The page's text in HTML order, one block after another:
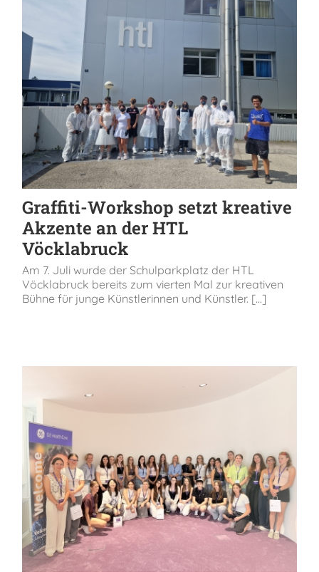
Graffiti-Workshop setzt kreative
Akzente an der HTL
Vöcklabruck
Am 7. Juli wurde der Schulparkplatz der HTL
Vöcklabruck bereits zum vierten Mal zur kreativen
Bühne für junge Künstlerinnen und Künstler. [...]